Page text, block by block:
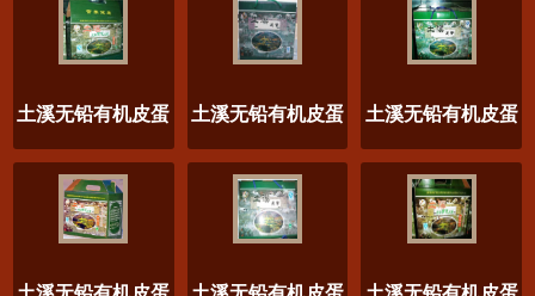
土溪无铅有机皮蛋 土溪无铅有机皮蛋 土溪无铅有机皮蛋